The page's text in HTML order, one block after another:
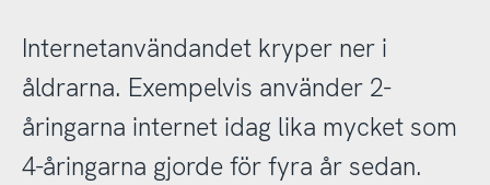
Internetanvändandet kryper ner i
åldrarna. Exempelvis använder 2-
åringarna internet idag lika mycket som
4-åringarna gjorde för fyra år sedan.